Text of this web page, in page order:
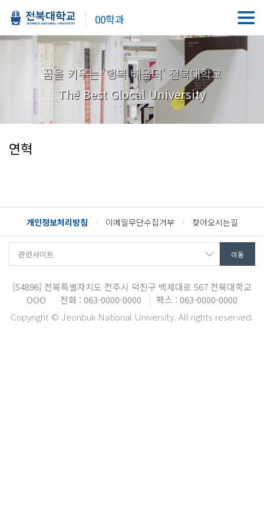
00학과
꿈을 키우는 '행복 배움터' 전북대학교
The Best Glocal University
연혁
개인정보처리방침 이메일무단수집거부 찾아오시는길
[54896] 전북특별자치도 전주시 덕진구 백제대로 567 전북대학교
OOO
전화 : 063-0000-0000
팩스 : 063-0000-0000
Copyright © Jeonbuk National University. All rights reserved.